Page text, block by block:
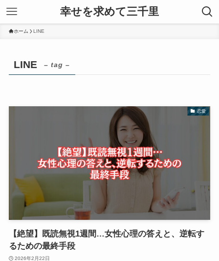
幸せを求めて三千里
ホーム LINE
LINE – tag –
恋愛
【絶望】既読無視1週間…女性心理の答えと、逆転す
るための最終手段
2026年2月22日